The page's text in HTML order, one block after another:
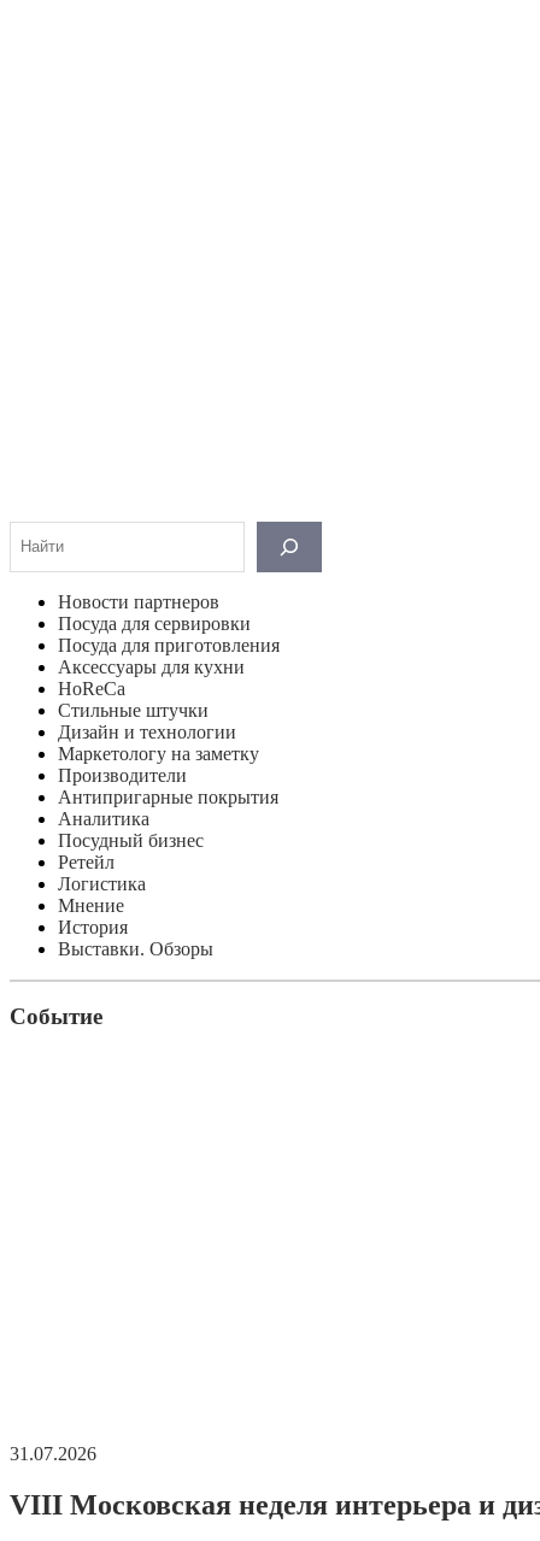
Новости партнеров
Посуда для сервировки
Посуда для приготовления
Аксессуары для кухни
HoReCa
Стильные штучки
Дизайн и технологии
Маркетологу на заметку
Производители
Антипригарные покрытия
Аналитика
Посудный бизнес
Ретейл
Логистика
Мнение
История
Выставки. Обзоры
Событие
31.07.2026
VIII Московская неделя интерьера и